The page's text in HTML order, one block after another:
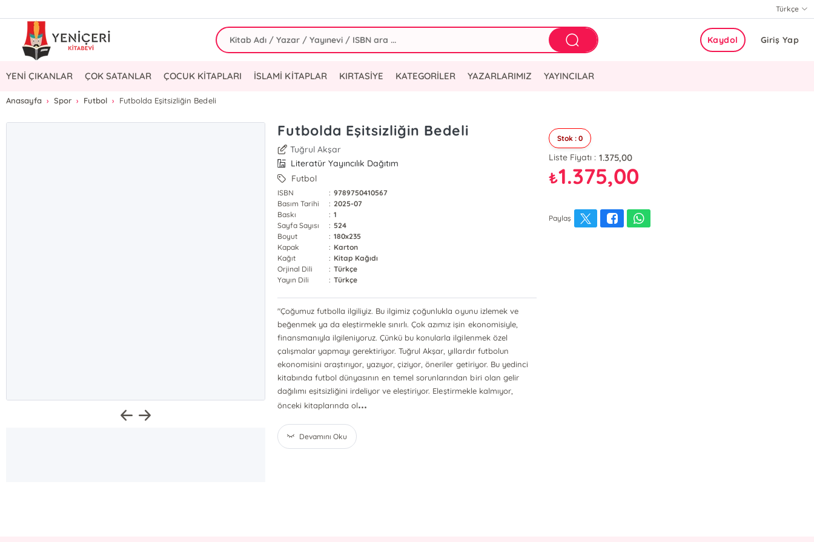
Türkçe
Giriş Yap
Kaydol
YENİ ÇIKANLAR ÇOK SATANLAR ÇOCUK KİTAPLARI İSLAMİ KİTAPLAR KIRTASİYE KATEGORİLER YAZARLARIMIZ YAYINCILAR
Anasayfa Spor Futbol Futbolda Eşitsizliğin Bedeli
Futbolda Eşitsizliğin Bedeli
Tuğrul Akşar
Literatür Yayıncılık Dağıtım
Futbol
ISBN : 9789750410567
Basım Tarihi
: 2025-07
Baskı
: 1
Sayfa Sayısı
: 524
Boyut
: 180x235
Kapak
: Karton
Kağıt
: Kitap Kağıdı
Orjinal Dili
: Türkçe
Yayın Dili
: Türkçe
"Çoğumuz futbolla ilgiliyiz. Bu ilgimiz çoğunlukla oyunu izlemek ve
beğenmek ya da eleştirmekle sınırlı. Çok azımız işin ekonomisiyle,
finansmanıyla ilgileniyoruz. Çünkü bu konularla ilgilenmek özel
çalışmalar yapmayı gerektiriyor. Tuğrul Akşar, yıllardır futbolun
ekonomisini araştırıyor, yazıyor, çiziyor, öneriler getiriyor. Bu yedinci
kitabında futbol dünyasının en temel sorunlarından biri olan gelir
dağılımı eşitsizliğini irdeliyor ve eleştiriyor. Eleştirmekle kalmıyor,
önceki kitaplarında ol...
Devamını Oku
Stok : 0
Liste Fiyatı : 1.375,00
₺1.375,00
Paylaş